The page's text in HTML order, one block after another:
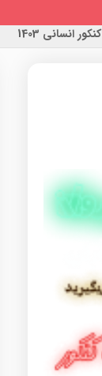
کنکور انسانی 1403